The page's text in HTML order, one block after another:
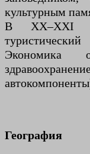
культурным
В XX–XXI
Экономика
География